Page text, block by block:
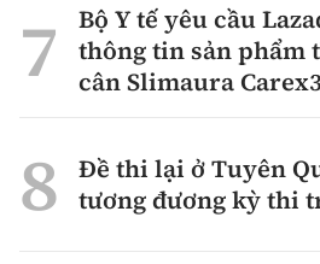
Bộ Y tế yêu cầu
thông tin sản phẩm
cân Slimaura Carex3
Đề thi lại ở Tuyên
tương đương kỳ thi